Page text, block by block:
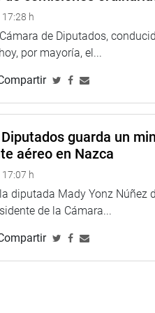
manifestó el titular de
aprobó, en primera
votación de acuerdo con los
h
de Diputados,
por mayoría, el...
guarda un
aéreo en Nazca
h
diputada Mady Yonz Núñez
de la Cámara...